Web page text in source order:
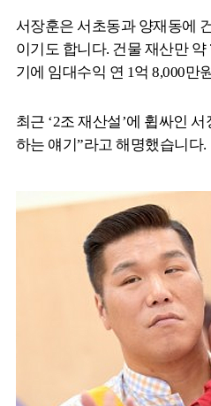
서장훈은 서초동과 양재동에
이기도 합니다. 건물 재산만 약
기에 임대수익 연 1억 8,000만
최근 ‘2조 재산설’에 휩싸인
하는 얘기”라고 해명했습니다.